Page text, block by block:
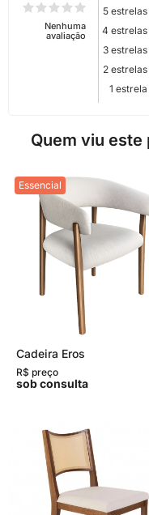
Nenhuma
avaliação
5 estrelas
4 estrelas
3 estrelas
2 estrelas
1 estrela
Quem viu
Essencial
Cadeira Eros
R$ preço
sob consulta